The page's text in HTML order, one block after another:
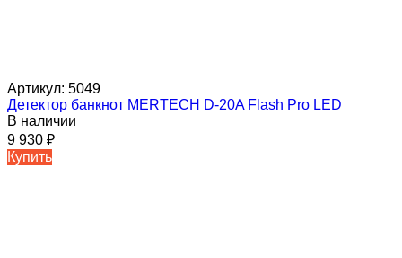
Артикул: 5049
Детектор банкнот MERTECH D-20A Flash Pro LED
В наличии
9 930 ₽
Купить